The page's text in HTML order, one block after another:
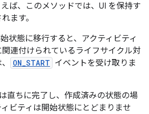
ば、このメソッドでは、UI を保持す
ます。
状態に移行すると、アクティビティ
連付けられているライフサイクル対
ON_START イベントを受け取りま
直ちに完了し、作成済みの状態の場
ビティは開始状態にとどまりませ